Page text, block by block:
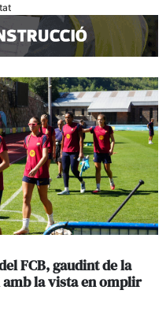
FCB, gaudint de la
la vista en omplir